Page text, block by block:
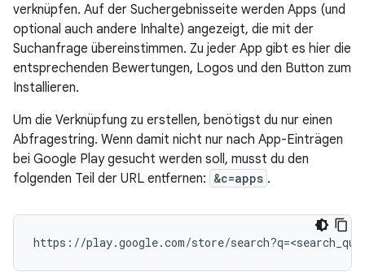
verknüpfen. Auf der Suchergebnisseite werden Apps (und
optional auch andere Inhalte) angezeigt, die mit der
Suchanfrage übereinstimmen. Zu jeder App gibt es hier die
entsprechenden Bewertungen, Logos und den Button zum
Installieren.
Um die Verknüpfung zu erstellen, benötigst du nur einen
Abfragestring. Wenn damit nicht nur nach App-Einträgen
bei Google Play gesucht werden soll, musst du den
folgenden Teil der URL entfernen: &c=apps .